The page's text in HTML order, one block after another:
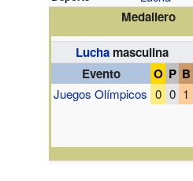
Medallero
Lucha masculina
Evento
O P B
Juegos Olímpicos 0 0 1